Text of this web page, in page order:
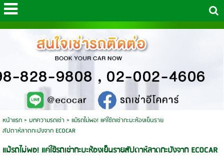
หน้าแรก> บทความรถเช่า > แม้รถไม่พอ! แค่ใช้ถเช่ากะบะห้องเย็นราย
สัปดาห์ลาดกะบังจาก ECOCAR
แม้รถไม่พอ! แค่ใช้รถเช่ากะบะห้องเย็นรายสัปดาห์ลาดกะบังจาก ECOCAR